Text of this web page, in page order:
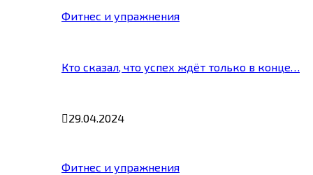
Фитнес и упражнения
Кто сказал, что успех ждёт только в конце…
29.04.2024
Фитнес и упражнения